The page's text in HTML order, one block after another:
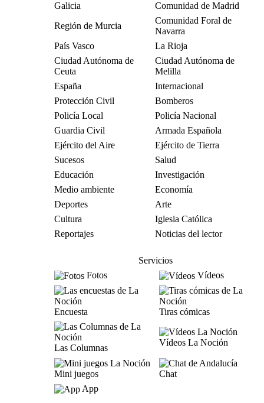
Galicia
Comunidad de Madrid
Región de Murcia
Comunidad Foral de
Navarra
País Vasco
La Rioja
Ciudad Autónoma de
Ceuta
Ciudad Autónoma de
Melilla
España
Internacional
Protección Civil
Bomberos
Policía Local
Policía Nacional
Guardia Civil
Armada Española
Ejército del Aire
Ejército de Tierra
Sucesos
Salud
Educación
Investigación
Medio ambiente
Economía
Deportes
Arte
Cultura
Iglesia Católica
Reportajes
Noticias del lector
Servicios
Fotos
Vídeos
Encuesta Tiras cómicas
Las Columnas
Vídeos La Noción
Mini juegos
Chat
App